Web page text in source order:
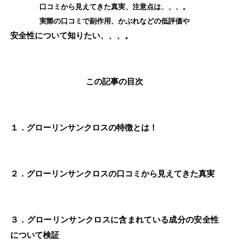
口コミから見えてきた真実、注意点は、、、。
実際の口コミで副作用、かぶれなどの低評価や
安全性について知りたい、、、。
この記事の目次
１．グローリンサンクロスの特徴とは！
２．グローリンサンクロスの口コミから見えてきた真実
３．グローリンサンクロスに含まれている成分の安全性
について検証